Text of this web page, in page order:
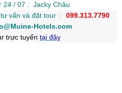
24 / 07 : Jacky Châu
vấn và đặt tour :
099.313.7790
Hotels.com
trực tuyến tại đây